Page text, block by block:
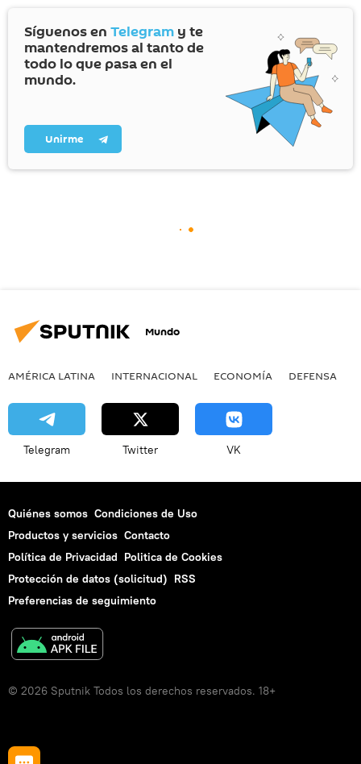
Síguenos en Telegram y te
mantendremos al tanto de
todo lo que pasa en el
mundo.
Unirme
Mundo
AMÉRICA LATINA INTERNACIONAL ECONOMÍA DEFENSA
Telegram Twitter VK
Quiénes somos Condiciones de Uso
Productos y servicios Contacto
Política de Privacidad Politica de Cookies
Protección de datos (solicitud) RSS
Preferencias de seguimiento
© 2026 Sputnik Todos los derechos reservados. 18+